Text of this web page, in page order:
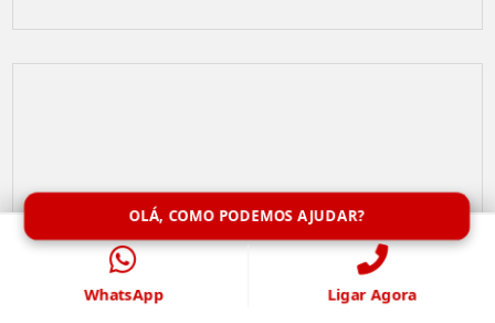
OLÁ, COMO PODEMOS AJUDAR?
WhatsApp Ligar Agora